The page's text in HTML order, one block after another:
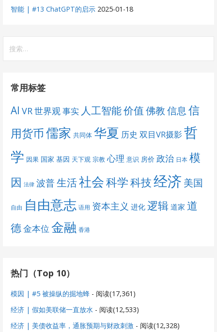
智能 | #13 ChatGPT的启示 2025-01-18
索：
常用标签
AI VR世界观事实 人工智能价值佛教信息信
用货币儒家 共同体 华夏 历史 双目VR摄影 哲
学 因果 国家 基因 天下观 宗教 心理 意识 房价 政治 日本 模
因 法律 波普生活社会科学科技经济 美国
自由 自由意志 语用 资本主义 进化 逻辑 道家 道
德金本位 金融 香港
热门（Top 10）
模因 | #5 被操纵的掘地蜂 - 阅读(17,361)
经济 | 假如美联储一直放水 - 阅读(12,533)
经济 | 美债收益率，通胀预期与财政刺激 - 阅读(12,328)